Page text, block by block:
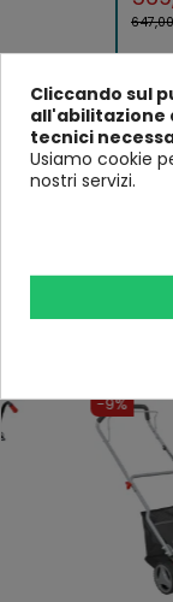
Potenza (in
watt)
Fonte di
Alimentazion
Benzina
-9%
Cliccando sul
all'abilitazione
tecnici
Usiamo cookie
nostri servizi.